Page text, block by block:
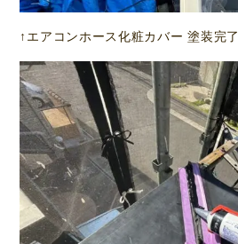
↑エアコンホース化粧カバー 塗装完了